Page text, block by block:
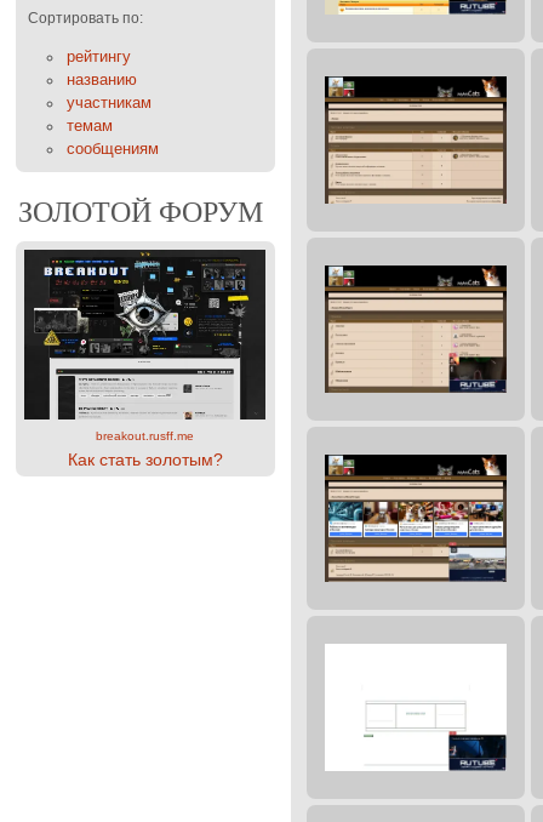
Сортировать по:
рейтингу
названию
участникам
темам
сообщениям
ЗОЛОТОЙ ФОРУМ
breakout.rusff.me
Как стать золотым?